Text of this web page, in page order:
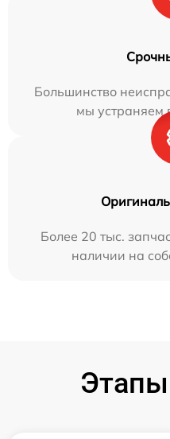
Большинство
мы устраняем
Более 20 тыс.
наличии на